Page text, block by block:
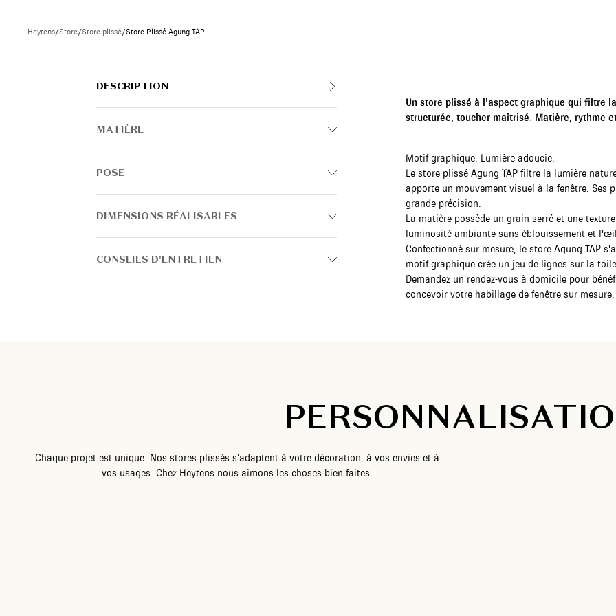
Heytens/Store/Store plissé/Store Plissé Agung TAP
DESCRIPTION
MATIÈRE
POSE
DIMENSIONS RÉALISABLES
CONSEILS D'ENTRETIEN
Un store plissé à l'aspect graphique qui filtre
structurée, toucher maîtrisé. Matière, rythme
Motif graphique. Lumière adoucie.
Le store plissé Agung TAP filtre la lumière
apporte un mouvement visuel à la fenêtre. Ses
grande précision.
La matière possède un grain serré et une
luminosité ambiante sans éblouissement et
Confectionné sur mesure, le store Agung TAP
motif graphique crée un jeu de lignes sur la
Demandez un rendez-vous à domicile pour
concevoir votre habillage de fenêtre sur mesure.
Chaque projet est unique. Nos stores plissés s’adaptent à votre décoration, à vos envies et à
vos usages. Chez Heytens nous aimons les choses bien faites.